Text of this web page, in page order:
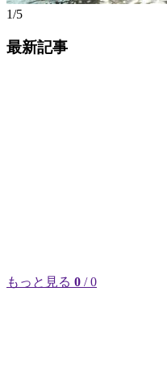
1/5
最新記事
もっと見る 0 / 0